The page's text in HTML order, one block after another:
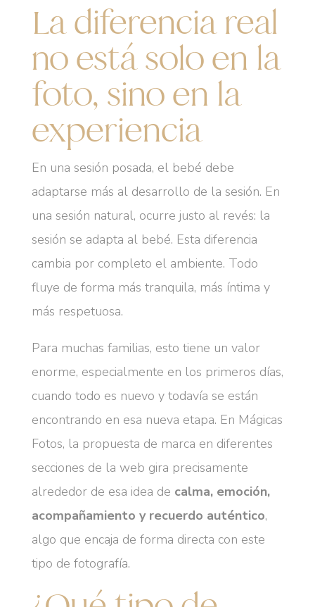
La diferencia real
no está solo en la
foto, sino en la
experiencia
En una sesión posada, el bebé debe
adaptarse más al desarrollo de la sesión. En
una sesión natural, ocurre justo al revés: la
sesión se adapta al bebé. Esta diferencia
cambia por completo el ambiente. Todo
fluye de forma más tranquila, más íntima y
más respetuosa.
Para muchas familias, esto tiene un valor
enorme, especialmente en los primeros días,
cuando todo es nuevo y todavía se están
encontrando en esa nueva etapa. En Mágicas
Fotos, la propuesta de marca en diferentes
secciones de la web gira precisamente
alrededor de esa idea de calma, emoción,
acompañamiento y recuerdo auténtico,
algo que encaja de forma directa con este
tipo de fotografía.